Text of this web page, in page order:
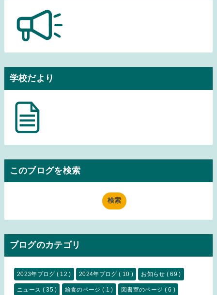
学校だより
このブログを検索
ブログのカテゴリ
2023年ブログ ( 12 ) 2024年ブログ ( 10 ) お知らせ ( 69 )
ニュース ( 35 ) 給食のページ( 1 ) 図書室のページ ( 6 )